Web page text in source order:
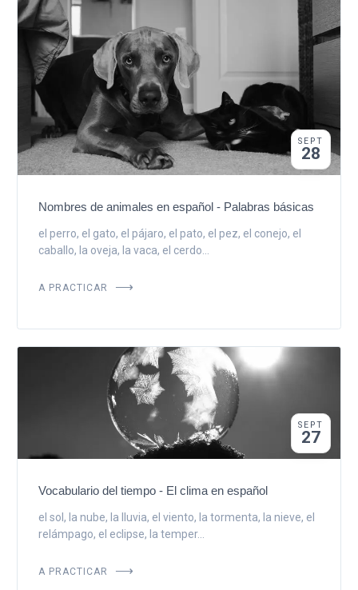
SEPT
28
Nombres de animales en español - Palabras básicas
el perro, el gato, el pájaro, el pato, el pez, el conejo, el
caballo, la oveja, la vaca, el cerdo...
A PRACTICAR
SEPT
27
Vocabulario del tiempo - El clima en español
el sol, la nube, la lluvia, el viento, la tormenta, la nieve, el
relámpago, el eclipse, la temper...
A PRACTICAR